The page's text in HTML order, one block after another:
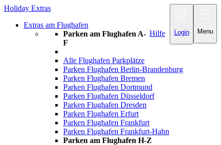
Menu
Login
Hilfe
Holiday Extras
Extras am Flughafen
Parken am Flughafen A-
F
Alle Flughafen Parkplätze
Parken Flughafen Berlin-Brandenburg
Parken Flughafen Bremen
Parken Flughafen Dortmund
Parken Flughafen Düsseldorf
Parken Flughafen Dresden
Parken Flughafen Erfurt
Parken Flughafen Frankfurt
Parken Flughafen Frankfurt-Hahn
Parken am Flughafen H-Z